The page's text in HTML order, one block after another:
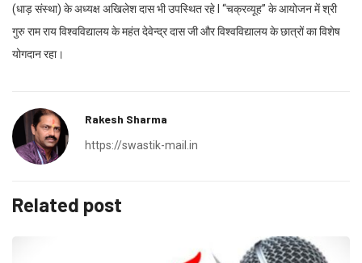
(धाड़ संस्था) के अध्यक्ष अखिलेश दास भी उपस्थित रहे I “चक्रव्यूह” के आयोजन में श्री
गुरु राम राय विश्वविद्यालय के महंत देवेन्द्र दास जी और विश्वविद्यालय के छात्रों का विशेष
योगदान रहा।
Rakesh Sharma
https://swastik-mail.in
Related post